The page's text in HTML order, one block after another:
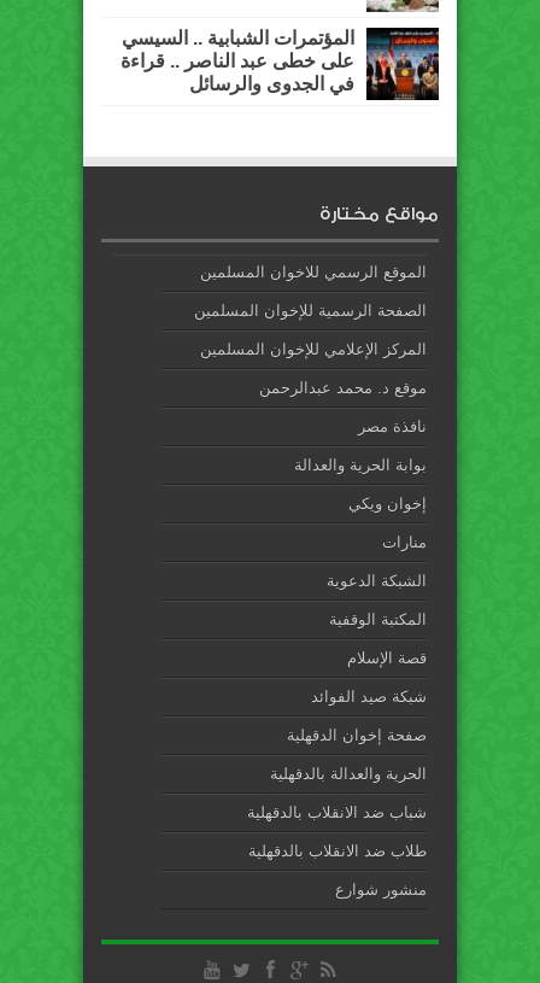
المؤتمرات الشبابية .. السيسي
على خطى عبد الناصر .. قراءة
في الجدوى والرسائل
مواقع مختارة
الموقع الرسمي للاخوان المسلمين
الصفحة الرسمية للإخوان المسلمين
المركز الإعلامي للإخوان المسلمين
موقع د. محمد عبدالرحمن
نافذة مصر
بوابة الحرية والعدالة
إخوان ويكي
منارات
الشبكة الدعوية
المكتبة الوقفية
قصة الإسلام
شبكة صيد الفوائد
صفحة إخوان الدقهلية
الحرية والعدالة بالدقهلية
شباب ضد الانقلاب بالدقهلية
طلاب ضد الانقلاب بالدقهلية
منشور شوارع